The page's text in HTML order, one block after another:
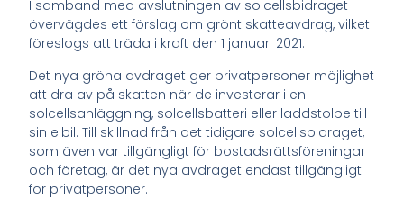
I samband med avslutningen av solcellsbidraget
övervägdes ett förslag om grönt skatteavdrag, vilket
föreslogs att träda i kraft den 1 januari 2021.
Det nya gröna avdraget ger privatpersoner möjlighet
att dra av på skatten när de investerar i en
solcellsanläggning, solcellsbatteri eller laddstolpe till
sin elbil. Till skillnad från det tidigare solcellsbidraget,
som även var tillgängligt för bostadsrättsföreningar
och företag, är det nya avdraget endast tillgängligt
för privatpersoner.